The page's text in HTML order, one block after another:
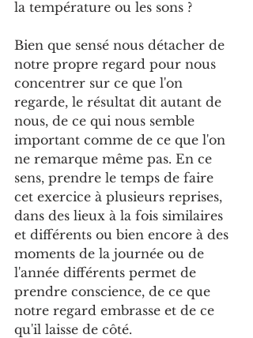
la température ou les sons ?
Bien que sensé nous détacher de
notre propre regard pour nous
concentrer sur ce que l'on
regarde, le résultat dit autant de
nous, de ce qui nous semble
important comme de ce que l'on
ne remarque même pas. En ce
sens, prendre le temps de faire
cet exercice à plusieurs reprises,
dans des lieux à la fois similaires
et différents ou bien encore à des
moments de la journée ou de
l'année différents permet de
prendre conscience, de ce que
notre regard embrasse et de ce
qu'il laisse de côté.